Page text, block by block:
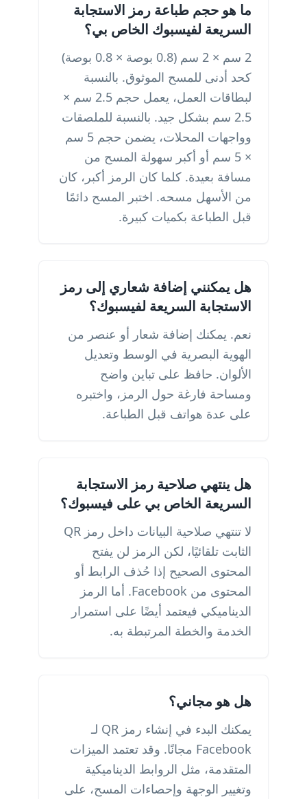
ما هو حجم طباعة رمز الاستجابة
السريعة لفيسبوك الخاص بي؟
2 سم × 2 سم (0.8 بوصة × 0.8 بوصة)
كحد أدنى للمسح الموثوق. بالنسبة
لبطاقات العمل، يعمل حجم 2.5 سم ×
2.5 سم بشكل جيد. بالنسبة للملصقات
وواجهات المحلات، يضمن حجم 5 سم
× 5 سم أو أكبر سهولة المسح من
مسافة بعيدة. كلما كان الرمز أكبر، كان
من الأسهل مسحه. اختبر المسح دائمًا
قبل الطباعة بكميات كبيرة.
هل يمكنني إضافة شعاري إلى رمز
الاستجابة السريعة لفيسبوك؟
نعم. يمكنك إضافة شعار أو عنصر من
الهوية البصرية في الوسط وتعديل
الألوان. حافظ على تباين واضح
ومساحة فارغة حول الرمز، واختبره
على عدة هواتف قبل الطباعة.
هل ينتهي صلاحية رمز الاستجابة
السريعة الخاص بي على فيسبوك؟
لا تنتهي صلاحية البيانات داخل رمز QR
الثابت تلقائيًا، لكن الرمز لن يفتح
المحتوى الصحيح إذا حُذف الرابط أو
المحتوى من Facebook. أما الرمز
الديناميكي فيعتمد أيضًا على استمرار
الخدمة والخطة المرتبطة به.
هل هو مجاني؟
يمكنك البدء في إنشاء رمز QR لـ
Facebook مجانًا. وقد تعتمد الميزات
المتقدمة، مثل الروابط الديناميكية
وتغيير الوجهة وإحصاءات المسح، على